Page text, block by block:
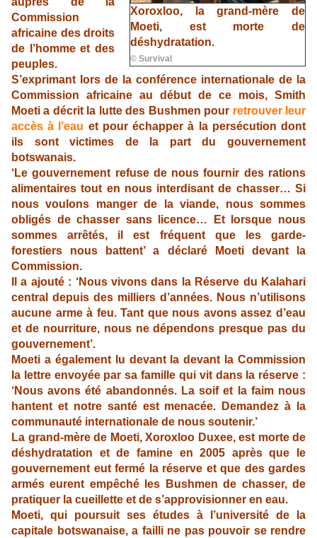
Xoroxloo, la grand-mère de
Moeti, est morte de
déshydratation.
© Survival
Commission
africaine des droits
de l’homme et des
peuples.
S’exprimant lors de la conférence internationale de la
Commission africaine au début de ce mois, Smith
Moeti a décrit la lutte des Bushmen pour retrouver leur
accès à l’eau et pour échapper à la persécution dont
ils sont victimes de la part du gouvernement
botswanais.
‘Le gouvernement refuse de nous fournir des rations
alimentaires tout en nous interdisant de chasser… Si
nous voulons manger de la viande, nous sommes
obligés de chasser sans licence… Et lorsque nous
sommes arrêtés, il est fréquent que les garde-
forestiers nous battent’ a déclaré Moeti devant la
Commission.
Il a ajouté : ‘Nous vivons dans la Réserve du Kalahari
central depuis des milliers d’années. Nous n’utilisons
aucune arme à feu. Tant que nous avons assez d’eau
et de nourriture, nous ne dépendons presque pas du
gouvernement’.
Moeti a également lu devant la devant la Commission
la lettre envoyée par sa famille qui vit dans la réserve :
‘Nous avons été abandonnés. La soif et la faim nous
hantent et notre santé est menacée. Demandez à la
communauté internationale de nous soutenir.’
La grand-mère de Moeti, Xoroxloo Duxee, est morte de
déshydratation et de famine en 2005 après que le
gouvernement eut fermé la réserve et que des gardes
armés eurent empêché les Bushmen de chasser, de
pratiquer la cueillette et de s’approvisionner en eau.
Moeti, qui poursuit ses études à l’université de la
capitale botswanaise, a failli ne pas pouvoir se rendre